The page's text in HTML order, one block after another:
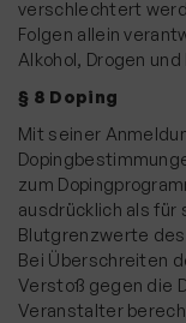
verschlechtert
Folgen allein
Alkohol, Drogen
§ 8 Doping
Mit seiner
zum
ausdrücklich als für
Blutgrenzwerte des
Bei Überschreiten
Verstoß gegen die
Veranstalter